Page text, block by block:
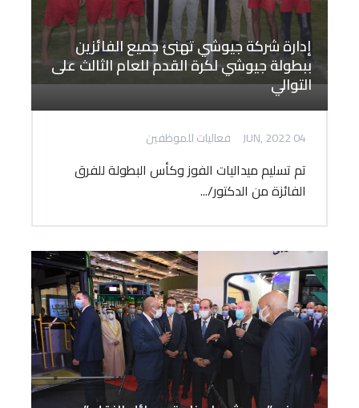
إدارة شركة جيوشي تهنئ جميع الفائزين
ببطولة جيوشي لكرة القدم للعام الثالث على
التوالي
04 JUN, 2022 فعاليات للموظفين
تم تسليم ميداليات الفوز وكأس البطولة للفرق
الفائزة من الدكتور/...